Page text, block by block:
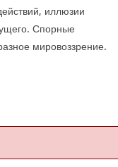
иллюзии
Спорные
мировоззрение.